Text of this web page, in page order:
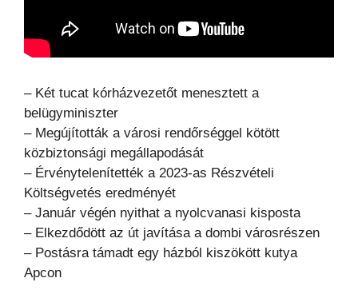
– Két tucat kórházvezetőt menesztett a
belügyminiszter
– Megújították a városi rendőrséggel kötött
közbiztonsági megállapodását
– Érvénytelenítették a 2023-as Részvételi
Költségvetés eredményét
– Január végén nyithat a nyolcvanasi kisposta
– Elkezdődött az út javítása a dombi városrészen
– Postásra támadt egy házból kiszökött kutya
Apcon